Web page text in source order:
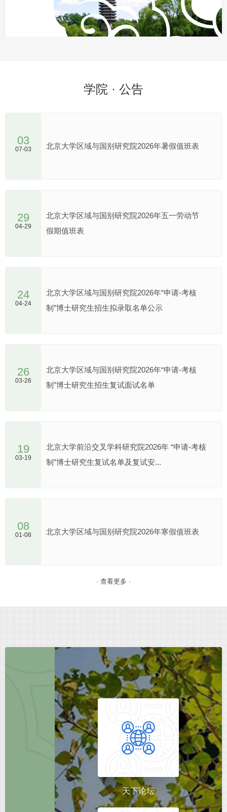
学院 · 公告
03
07-03 北京大学区域与国别研究院2026年暑假值班表
29
04-29
北京大学区域与国别研究院2026年五一劳动节
假期值班表
24
04-24
北京大学区域与国别研究院2026年“申请-考核
制”博士研究生招生拟录取名单公示
26
03-26
北京大学区域与国别研究院2026年“申请-考核
制”博士研究生招生复试面试名单
19
03-19
北京大学前沿交叉学科研究院2026年 “申请-考核
制”博士研究生复试名单及复试安...
08
01-08 北京大学区域与国别研究院2026年寒假值班表
· 查看更多 ·
天下论坛